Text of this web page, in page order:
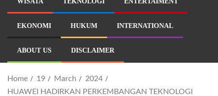
EKONOMI HUKUM INTERNATIONAL
ABOUT US DISCLAIMER
Home 19 March
2024
HUAWEI HADIRKAN PERKEMBANGAN TEKNOLOGI